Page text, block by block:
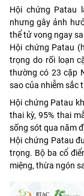
Hội chứng Patau
nhưng gây ảnh
thể tử vong ngay
Hội chứng Patau
trọng do rối loạn
thường có 23 cặp
sao của nhiễm sắc
Hội chứng Patau
thai kỳ, 95% thai
sống sót qua năm
Hội chứng Patau
trọng. Bộ ba cổ
miệng, thừa ngón